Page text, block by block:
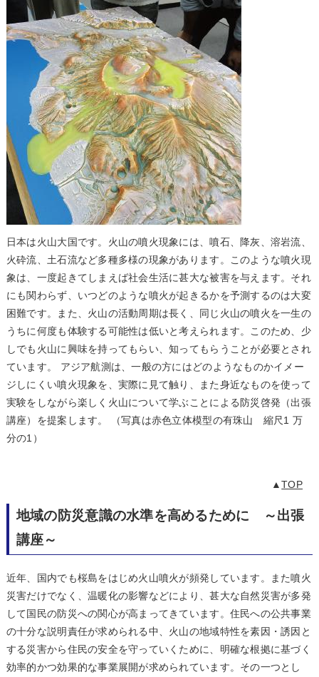
日本は火山大国です。火山の噴火現象には、噴石、降灰、溶岩流、
火砕流、土石流など多種多様の現象があります。このような噴火現
象は、一度起きてしまえば社会生活に甚大な被害を与えます。それ
にも関わらず、いつどのような噴火が起きるかを予測するのは大変
困難です。また、火山の活動周期は長く、同じ火山の噴火を一生の
うちに何度も体験する可能性は低いと考えられます。このため、少
しでも火山に興味を持ってもらい、知ってもらうことが必要とされ
ています。 アジア航測は、一般の方にはどのようなものかイメー
ジしにくい噴火現象を、実際に見て触り、また身近なものを使って
実験をしながら楽しく火山について学ぶことによる防災啓発（出張
講座）を提案します。 （写真は赤色立体模型の有珠山 縮尺1 万
分の1）
▲TOP
地域の防災意識の水準を高めるために ～出張
講座～
近年、国内でも桜島をはじめ火山噴火が頻発しています。また噴火
災害だけでなく、温暖化の影響などにより、甚大な自然災害が多発
して国民の防災への関心が高まってきています。住民への公共事業
の十分な説明責任が求められる中、火山の地域特性を素因・誘因と
する災害から住民の安全を守っていくために、明確な根拠に基づく
効率的かつ効果的な事業展開が求められています。その一つとし